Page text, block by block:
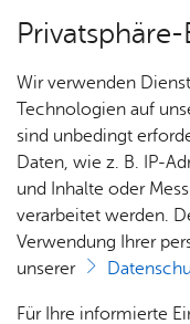
Über­sicht
Rat­
Nach­
Stadt­chro­nik
25.
trag
Wir verwenden
Technologien auf
sind unbedingt
Daten, wie z. B. IP-
und Inhalte oder
verarbeitet werden.
Verwendung Ihrer
unserer
Für Ihre informierte